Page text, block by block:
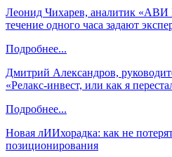
Леонид Чихарев, аналитик «АВИ
течение одного часа задают
Подробнее...
Дмитрий Александров,
«Релакс-инвест, или как я
Подробнее...
Новая лИИхорадка: как не
позиционирования